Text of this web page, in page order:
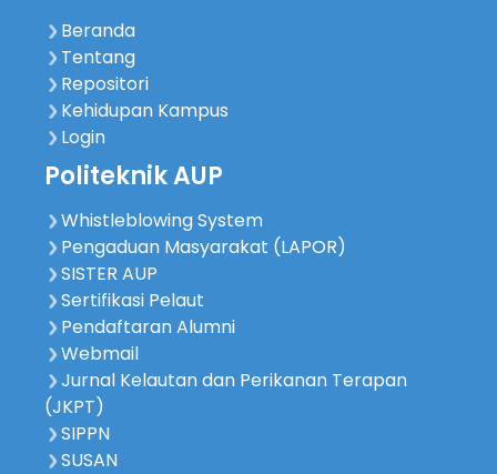
Beranda
Tentang
Repositori
Kehidupan Kampus
Login
Politeknik AUP
Whistleblowing System
Pengaduan Masyarakat (LAPOR)
SISTER AUP
Sertifikasi Pelaut
Pendaftaran Alumni
Webmail
Jurnal Kelautan dan Perikanan Terapan
(JKPT)
SIPPN
SUSAN